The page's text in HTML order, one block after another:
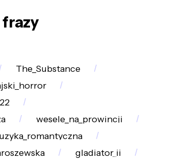
The_Substance
wesele_na_prowincji
gladiator_ii